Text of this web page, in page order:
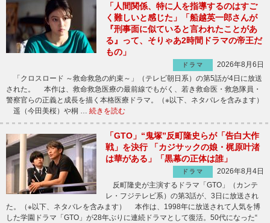
「人間関係、特に人を指導するのはすご
く難しいと感じた」「船越英一郎さんが
『刑事面に似ていると言われたことがあ
る』って、そりゃあ2時間ドラマの帝王だ
もの」
ドラマ
2026年8月6日
「クロスロード ～救命救急の約束～」（テレビ朝日系）の第5話が4日に放送
された。 本作は、救命救急医療の最前線でもがく、若き救命医・救急隊員・
警察官らの正義と成長を描く本格医療ドラマ。（※以下、ネタバレを含みます）
遥（今田美桜）や桐 … 続きを読む
「GTO」“鬼塚”反町隆史らが「告白大作
戦」を決行 「カジサックの娘・梶原叶渚
は華がある」「黒幕の正体は誰」
ドラマ
2026年8月4日
反町隆史が主演するドラマ「GTO」（カンテ
レ・フジテレビ系）の第3話が、3日に放送され
た。（※以下、ネタバレを含みます） 本作は、1998年に放送されて人気を博
した学園ドラマ「GTO」が28年ぶりに連続ドラマとして復活。50代になった“